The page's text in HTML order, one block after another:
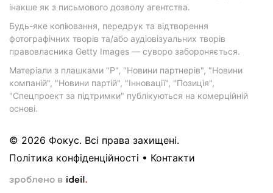
інакше як з письмового дозволу агентства.
Будь-яке копіювання, передрук та відтворення
фотографічних творів та/або аудіовізуальних творів
правовласника Getty Images — суворо забороняється.
Матеріали з плашками "Р", "Новини партнерів", "Новини
компаній", "Новини партій", "Інновації", "Позиція",
"Спецпроект за підтримки" публікуються на комерційній
основі.
© 2026 Фокус. Всі права захищені.
Політика конфіденційності • Контакти